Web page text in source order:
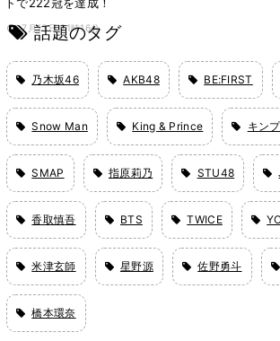
トで222冠を達成！
7月13日 21時16分
話題のタグ
乃木坂46 AKB48 BE:FIRST
Snow Man King & Prince キン
SMAP 指原莉乃 STU48
香取慎吾 BTS TWICE
米津玄師 星野源 佐野勇斗
橋本環奈